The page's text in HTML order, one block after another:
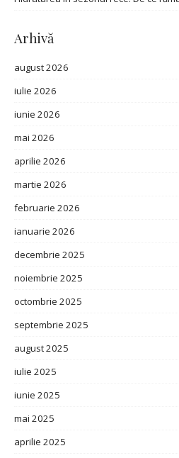
Arhivă
august 2026
iulie 2026
iunie 2026
mai 2026
aprilie 2026
martie 2026
februarie 2026
ianuarie 2026
decembrie 2025
noiembrie 2025
octombrie 2025
septembrie 2025
august 2025
iulie 2025
iunie 2025
mai 2025
aprilie 2025